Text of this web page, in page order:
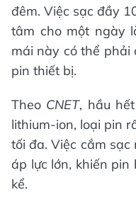
đêm. Việc sạc đầy
tâm cho một ngày
mái này có thể
pin thiết bị.
Theo CNET, hầu
lithium-ion, loại pin
tối đa. Việc cắm
áp lực lớn, khiến
kể.